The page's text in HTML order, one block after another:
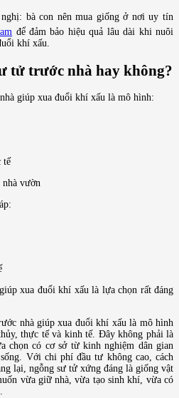
bà con nên mua giống ở nơi uy tín
để đảm bảo hiệu quả lâu dài khi nuôi
khí xấu.
tử trước nhà hay không?
giúp xua đuổi khí xấu là mô hình:
tế
nhà vườn
xua đuổi khí xấu là lựa chọn rất đáng
nhà giúp xua đuổi khí xấu là mô hình
thực tế và kinh tế. Đây không phải là
chọn có cơ sở từ kinh nghiệm dân gian
Với chi phí đầu tư không cao, cách
lại, ngỗng sư tử xứng đáng là giống vật
vừa giữ nhà, vừa tạo sinh khí, vừa có